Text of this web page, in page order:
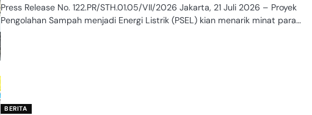
Press Release No. 122.PR/STH.01.05/VII/2026 Jakarta, 21 Juli 2026 – Proyek
Pengolahan Sampah menjadi Energi Listrik (PSEL) kian menarik minat para…
BERITA